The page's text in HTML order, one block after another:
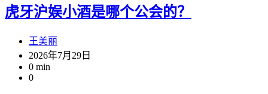
虎牙沪娱小酒是哪个公会的？
王美丽
2026年7月29日
0 min
0